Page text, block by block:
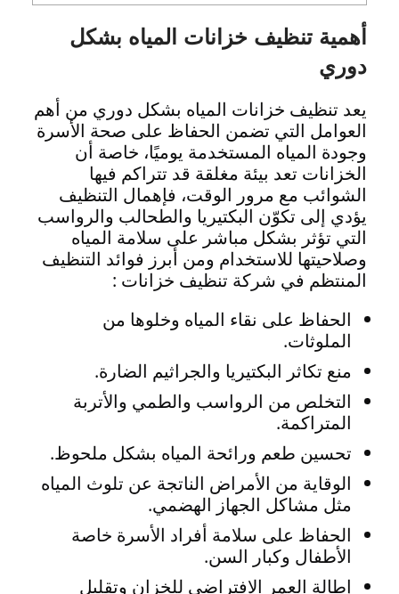
أهمية تنظيف خزانات المياه بشكل
دوري
يعد تنظيف خزانات المياه بشكل دوري من أهم
العوامل التي تضمن الحفاظ على صحة الأسرة
وجودة المياه المستخدمة يوميًا، خاصة أن
الخزانات تعد بيئة مغلقة قد تتراكم فيها
الشوائب مع مرور الوقت، فإهمال التنظيف
يؤدي إلى تكوّن البكتيريا والطحالب والرواسب
التي تؤثر بشكل مباشر على سلامة المياه
وصلاحيتها للاستخدام ومن أبرز فوائد التنظيف
المنتظم في شركة تنظيف خزانات :
الحفاظ على نقاء المياه وخلوها من
الملوثات.
منع تكاثر البكتيريا والجراثيم الضارة.
التخلص من الرواسب والطمي والأتربة
المتراكمة.
تحسين طعم ورائحة المياه بشكل ملحوظ.
الوقاية من الأمراض الناتجة عن تلوث المياه
مثل مشاكل الجهاز الهضمي.
الحفاظ على سلامة أفراد الأسرة خاصة
الأطفال وكبار السن.
إطالة العمر الافتراضي للخزان وتقليل